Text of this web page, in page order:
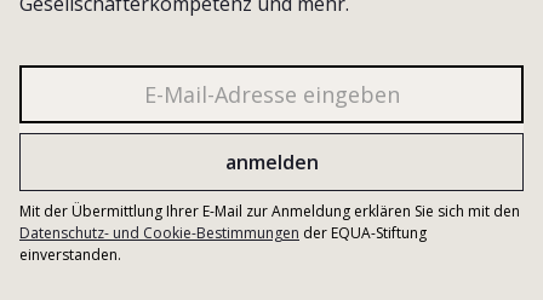
Mit der Übermittlung Ihrer E-Mail zur Anmeldung erklären Sie sich mit den
Datenschutz- und Cookie-Bestimmungen der EQUA-Stiftung
einverstanden.